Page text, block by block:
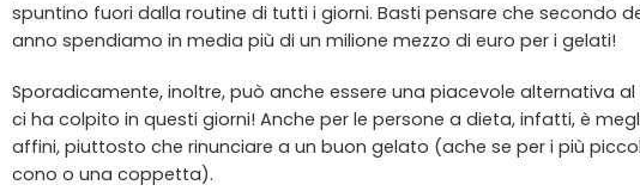
spuntino fuori dalla routine di tutti i giorni. Basti pensare che secondo
anno spendiamo in media più di un milione mezzo di euro per i gelati!
Sporadicamente, inoltre, può anche essere una piacevole alternativa
ci ha colpito in questi giorni! Anche per le persone a dieta, infatti, è
affini, piuttosto che rinunciare a un buon gelato (ache se per i più
cono o una coppetta).